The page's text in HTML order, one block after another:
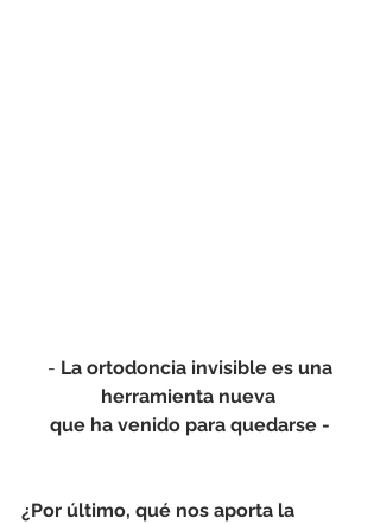
- La ortodoncia invisible es una
herramienta nueva
que ha venido para quedarse -
¿Por último, qué nos aporta la